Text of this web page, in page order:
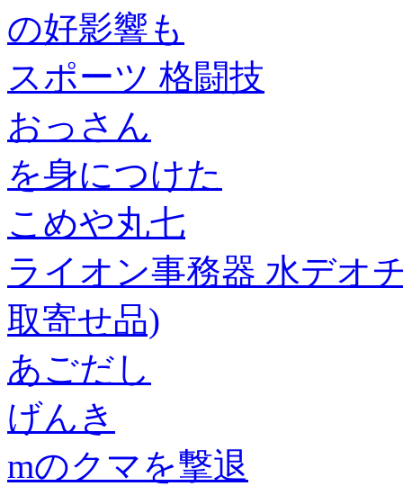
の好影響も
スポーツ 格闘技
おっさん
を身につけた
こめや丸七
ライオン事務器 水デオ
取寄せ品)
あごだし
げんき
mのクマを撃退